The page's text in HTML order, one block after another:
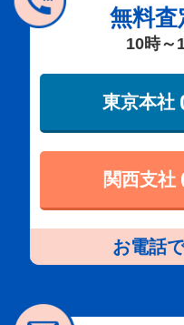
無料査
10時～
東京本社
関西支社
お電話